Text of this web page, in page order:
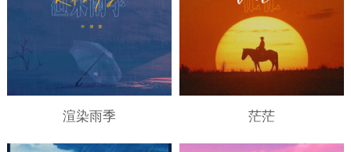
渲染雨季 茫茫